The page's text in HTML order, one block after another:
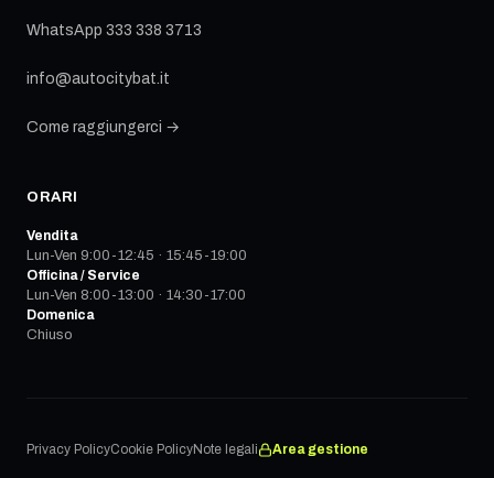
WhatsApp 333 338 3713
info@autocitybat.it
Come raggiungerci →
ORARI
Vendita
Lun-Ven 9:00-12:45 · 15:45-19:00
Officina / Service
Lun-Ven 8:00-13:00 · 14:30-17:00
Domenica
Chiuso
Privacy PolicyCookie PolicyNote legali Area gestione